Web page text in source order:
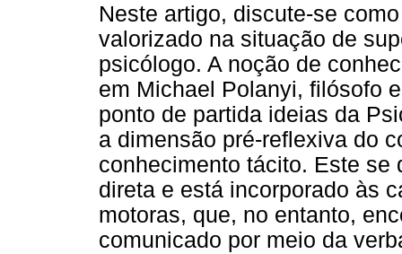
Neste artigo, discute-se
valorizado na situação de
psicólogo. A noção de
em Michael Polanyi, filósofo
ponto de partida ideias da
a dimensão pré-reflexiva do
conhecimento tácito. Este se
direta e está incorporado às
motoras, que, no entanto,
comunicado por meio da